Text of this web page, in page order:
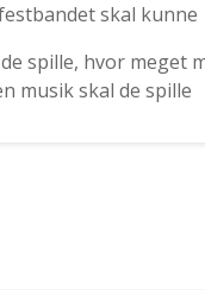
skal kunne
spille, hvor meget
musik skal de spille